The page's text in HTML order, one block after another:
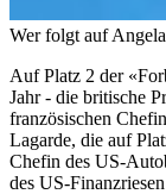
Wer folgt auf
Auf Platz 2 der
Jahr - die britische
französischen
Lagarde, die auf
Chefin des US-
des US-